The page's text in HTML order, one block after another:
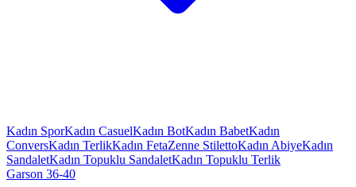
Kadın SporKadın CasuelKadın BotKadın BabetKadın
ConversKadın TerlikKadın FetaZenne StilettoKadın AbiyeKadın
SandaletKadın Topuklu SandaletKadın Topuklu Terlik
Garson 36-40